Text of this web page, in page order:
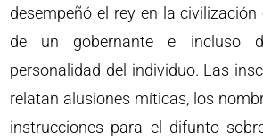
desempeñó el rey en la civilización
de un gobernante e incluso
personalidad del individuo. Las
relatan alusiones míticas, los
instrucciones para el difunto